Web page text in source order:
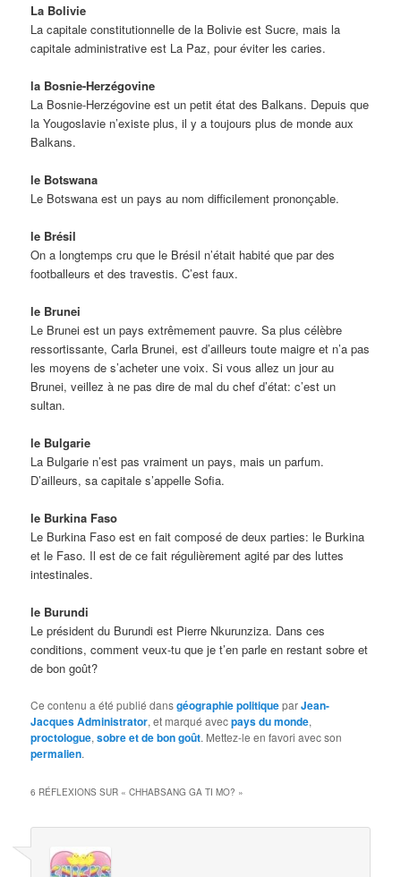
La Bolivie
La capitale constitutionnelle de la Bolivie est Sucre, mais la
capitale administrative est La Paz, pour éviter les caries.
la Bosnie-Herzégovine
La Bosnie-Herzégovine est un petit état des Balkans. Depuis que
la Yougoslavie n’existe plus, il y a toujours plus de monde aux
Balkans.
le Botswana
Le Botswana est un pays au nom difficilement prononçable.
le Brésil
On a longtemps cru que le Brésil n’était habité que par des
footballeurs et des travestis. C’est faux.
le Brunei
Le Brunei est un pays extrêmement pauvre. Sa plus célèbre
ressortissante, Carla Brunei, est d’ailleurs toute maigre et n’a pas
les moyens de s’acheter une voix. Si vous allez un jour au
Brunei, veillez à ne pas dire de mal du chef d’état: c’est un
sultan.
le Bulgarie
La Bulgarie n’est pas vraiment un pays, mais un parfum.
D’ailleurs, sa capitale s’appelle Sofia.
le Burkina Faso
Le Burkina Faso est en fait composé de deux parties: le Burkina
et le Faso. Il est de ce fait régulièrement agité par des luttes
intestinales.
le Burundi
Le président du Burundi est Pierre Nkurunziza. Dans ces
conditions, comment veux-tu que je t’en parle en restant sobre et
de bon goût?
Ce contenu a été publié dansgéographie politiqueparJean-
Jacques Administrator, et marqué avecpays du monde,
proctologue,sobre et de bon goût. Mettez-le en favori avec son
permalien.
6 RÉFLEXIONS SUR «CHHABSANG GA TI MO? »